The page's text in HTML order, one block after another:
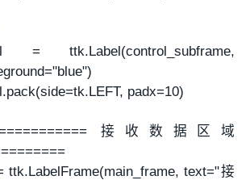
= ttk.Label(control_subframe,
padx=10)
接收数据区域
ttk.LabelFrame(main_frame, text="接